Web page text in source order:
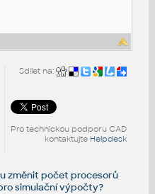
Sdílet na:
Pro technickou podporu CAD
kontaktujte Helpdesk
změnit počet procesorů
simulační výpočty?